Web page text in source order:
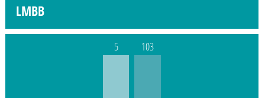
LMBB
5 103